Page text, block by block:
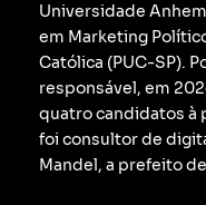
Universidade
em Marketing
Católica (PUC-SP).
responsável, em
quatro candidatos à
foi consultor de
Mandel, a prefeito